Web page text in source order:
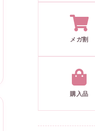
メガ割
購入品